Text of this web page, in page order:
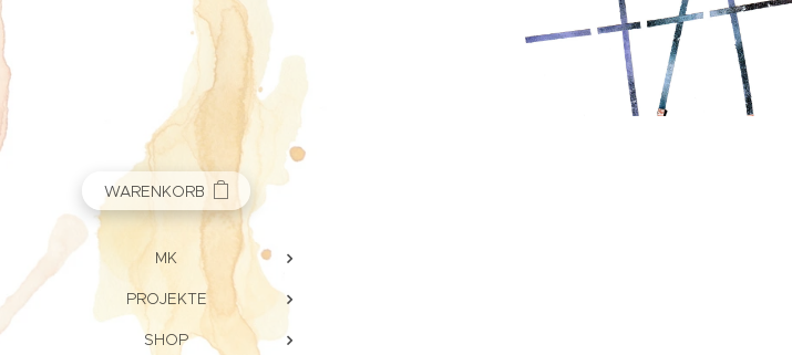
WARENKORB
MK
PROJEKTE
SHOP